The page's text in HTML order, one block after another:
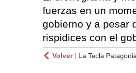
fuerzas en un
gobierno y a pesar
rispidices con el
Volver| La Tecla Patagonia